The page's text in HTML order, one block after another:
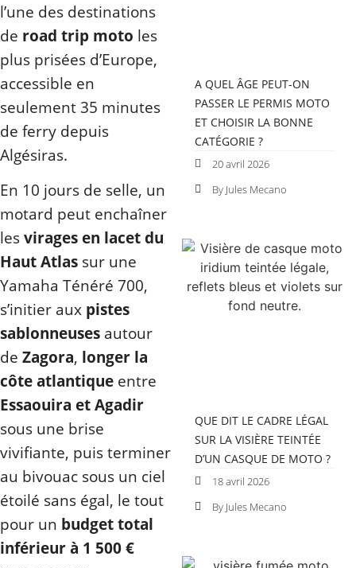
l’une des destinations
de road trip moto les
plus prisées d’Europe,
accessible en
seulement 35 minutes
de ferry depuis
Algésiras.
En 10 jours de selle, un
motard peut enchaîner
lesvirages en lacet du
Haut Atlas sur une
Yamaha Ténéré 700,
s’initier aux pistes
sablonneuses autour
de Zagora, longer la
côte atlantique entre
Essaouira et Agadir
sous une brise
vivifiante, puis terminer
au bivouac sous un ciel
étoilé sans égal, le tout
pour un budget total
inférieur à 1 500 €
A QUEL ÂGE PEUT-ON
PASSER LE PERMIS MOTO
ET CHOISIR LA BONNE
CATÉGORIE ?
20 avril 2026
By Jules Mecano
QUE DIT LE CADRE LÉGAL
SUR LA VISIÈRE TEINTÉE
D’UN CASQUE DE MOTO ?
18 avril 2026
By Jules Mecano